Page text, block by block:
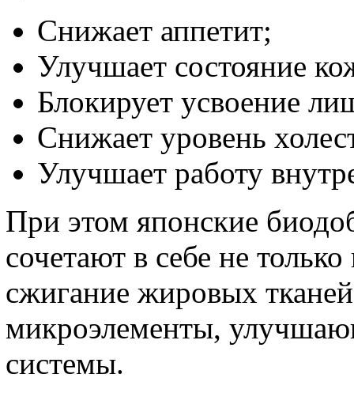
Снижает аппетит;
Улучшает состояние
Блокирует усвоение
Снижает уровень
Улучшает работу
При этом японские
сочетают в себе не
сжигание жировых
микроэлементы,
системы.